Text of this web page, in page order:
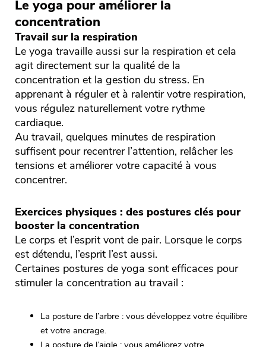
Le yoga pour améliorer la
concentration
Travail sur la respiration
Le yoga travaille aussi sur la respiration et cela
agit directement sur la qualité de la
concentration et la gestion du stress. En
apprenant à réguler et à ralentir votre respiration,
vous régulez naturellement votre rythme
cardiaque.
Au travail, quelques minutes de respiration
suffisent pour recentrer l’attention, relâcher les
tensions et améliorer votre capacité à vous
concentrer.
Exercices physiques : des postures clés pour
booster la concentration
Le corps et l’esprit vont de pair. Lorsque le corps
est détendu, l’esprit l’est aussi.
Certaines postures de yoga sont efficaces pour
stimuler la concentration au travail :
La posture de l’arbre : vous développez votre équilibre
et votre ancrage.
La posture de l’aigle : vous améliorez votre